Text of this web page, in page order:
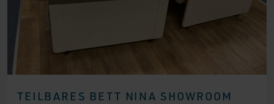
TEILBARES BETT NINA SHOWROOM